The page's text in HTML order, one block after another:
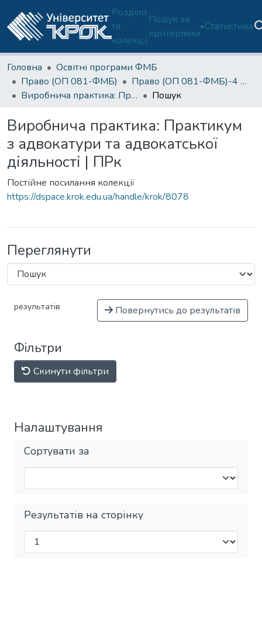
Розділи
та
колекції
Пошук за
критеріями
Статистика
Головна
Освітні програми ФМБ
Право (ОП 081-ФМБ)
Право (ОП 081-ФМБ)-4 курс
Виробнича практика: Практикум з адвокатури та адвокатської діяльності | ПРк
Пошук
Виробнича практика: Практикум
з адвокатури та адвокатської
діяльності | ПРк
Постійне посилання колекції
https://dspace.krok.edu.ua/handle/krok/8078
Переглянути
результатів Повернутись до результатів
Фільтри
Скинути фільтри
Налаштування
Сортувати за
Результатів на сторінку